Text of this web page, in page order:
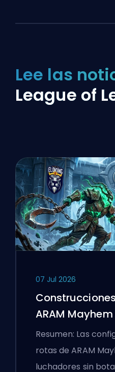
Lee las
League of
07 Jul 2026
ARAM
Legends
Resumen: Las
rotas de ARAM
luchadores sin